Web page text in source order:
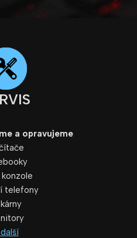
a opravujeme
telefony